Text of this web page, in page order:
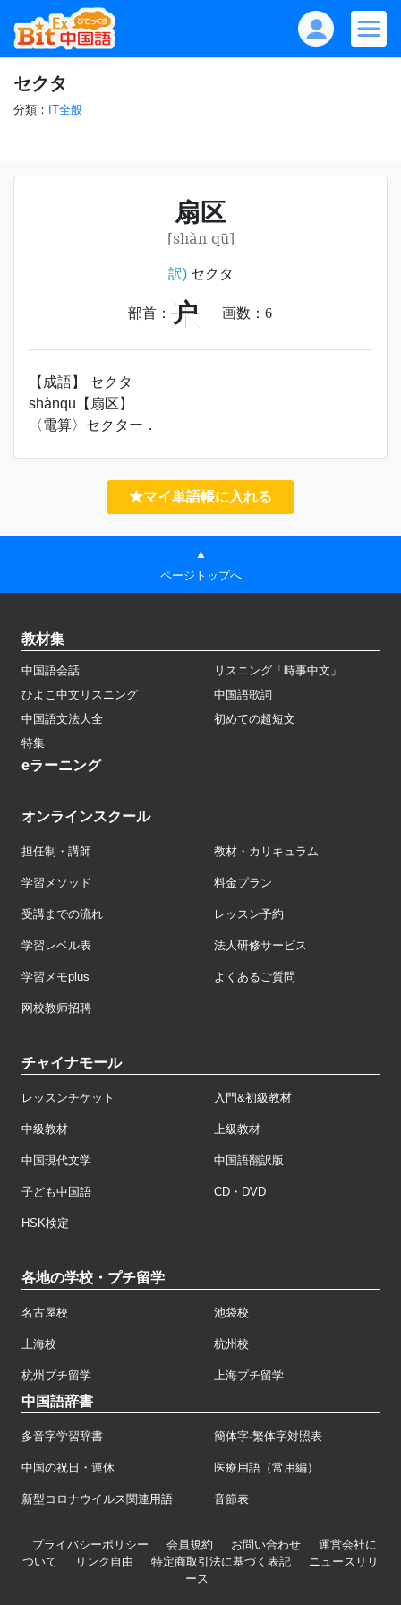
セクタ
分類： IT全般
扇区
[shàn qū]
訳)セクタ
部首： 户 画数： 6
【成語】 セクタ
shànqū【扇区】
〈電算〉セクター．
★マイ単語帳に入れる
▲
ページトップへ
教材集
中国語会話
リスニング「時事中文」
ひよこ中文リスニング
中国語歌詞
中国語文法大全
初めての超短文
特集
eラーニング
オンラインスクール
担任制・講師 教材・カリキュラム
学習メソッド 料金プラン
受講までの流れ レッスン予約
学習レベル表 法人研修サービス
学習メモplus よくあるご質問
网校教师招聘
チャイナモール
レッスンチケット 入門&初級教材
中級教材 上級教材
中国現代文学 中国語翻訳版
子ども中国語 CD・DVD
HSK検定
各地の学校・プチ留学
名古屋校 池袋校
上海校 杭州校
杭州プチ留学 上海プチ留学
中国語辞書
多音字学習辞書 簡体字·繁体字対照表
中国の祝日・連休 医療用語（常用編）
新型コロナウイルス関連用語 音節表
プライバシーポリシー 会員規約 お問い合わせ
運営会社に
ついて
リンク自由 特定商取引法に基づく表記
ニュースリリ
ース